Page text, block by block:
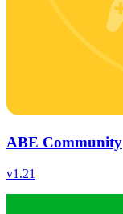
ABE Community
v1.21